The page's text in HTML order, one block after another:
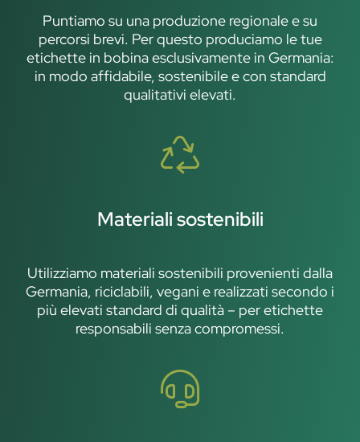
Puntiamo su una produzione regionale e su
percorsi brevi. Per questo produciamo le tue
etichette in bobina esclusivamente in Germania:
in modo affidabile, sostenibile e con standard
qualitativi elevati.
Materiali sostenibili
Utilizziamo materiali sostenibili provenienti dalla
Germania, riciclabili, vegani e realizzati secondo i
più elevati standard di qualità – per etichette
responsabili senza compromessi.